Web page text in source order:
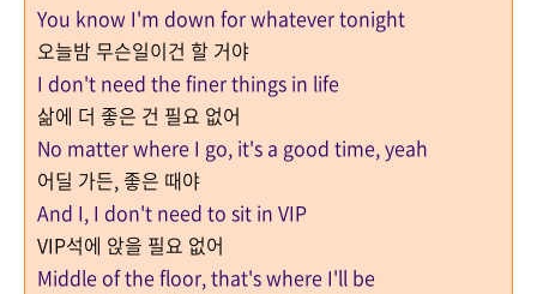
You know I'm down for whatever tonight
오늘밤 무슨일이건 할 거야
I don't need the finer things in life
삶에 더 좋은 건 필요 없어
No matter where I go, it's a good time, yeah
어딜 가든, 좋은 때야
And I, I don't need to sit in VIP
VIP석에 앉을 필요 없어
Middle of the floor, that's where I'll be